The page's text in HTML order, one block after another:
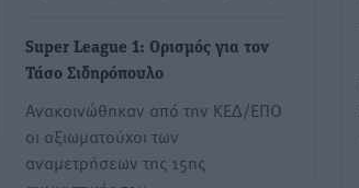
Super League 1: Ορισμός για τον
Τάσο Σιδηρόπουλο
Ανακοινώθηκαν από την ΚΕΔ/ΕΠΟ
οι αξιωματούχοι των
αναμετρήσεων της 15ης